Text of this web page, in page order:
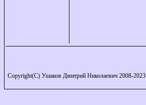
Copyright(C) Ушаков Дмитрий Николаевич 2008-2023